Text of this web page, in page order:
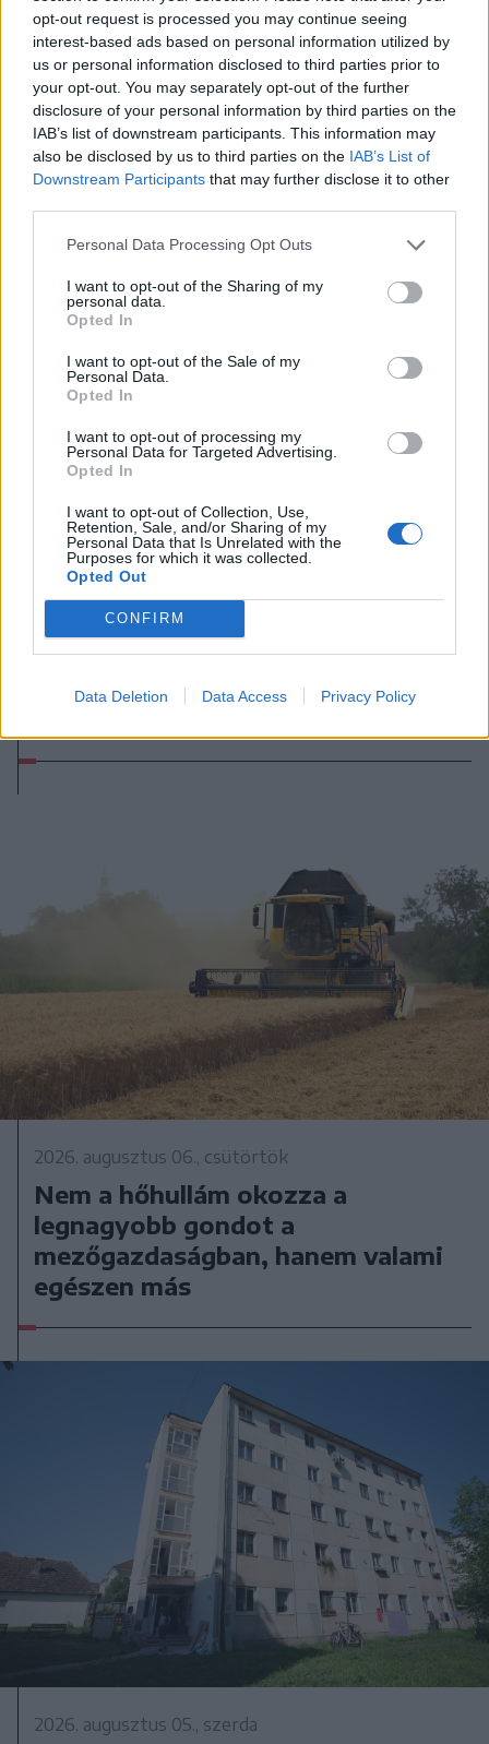
opt-out request is processed you may continue seeing
interest-based ads based on personal information utilized by
us or personal information disclosed to third parties prior to
your opt-out. You may separately opt-out of the further
disclosure of your personal information by third parties on the
IAB’s list of downstream participants. This information may
also be disclosed by us to third parties on the IAB’s List of
Downstream Participants that may further disclose it to other
Personal Data Processing Opt Outs
I want to opt-out of the Sharing of my
personal data.
Opted In
I want to opt-out of the Sale of my
Personal Data.
Opted In
I want to opt-out of processing my
Personal Data for Targeted Advertising.
Opted In
I want to opt-out of Collection, Use,
Retention, Sale, and/or Sharing of my
Personal Data that Is Unrelated with the
Purposes for which it was collected.
Opted Out
CONFIRM
Data Deletion Data Access Privacy Policy
2026. augusztus 06., csütörtök
Harmadfokú hőségriasztás a
nyugati megyékre, másodfokú
viharriasztás Székelyföldre
2026. augusztus 06., csütörtök
Megérkezett a Száz év magány
sorozatadaptációjának második
2026. augusztus 06., csütörtök
Nem a hőhullám okozza a
legnagyobb gondot a
mezőgazdaságban, hanem valami
egészen más
2026. augusztus 05., szerda